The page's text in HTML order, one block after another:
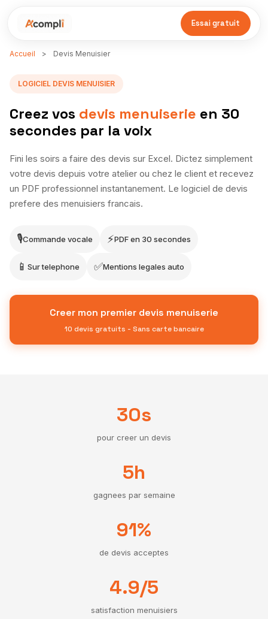
Essai gratuit
Accueil > Devis Menuisier
LOGICIEL DEVIS MENUISIER
Creez vos devis menuiserie en 30
secondes par la voix
Fini les soirs a faire des devis sur Excel. Dictez simplement
votre devis depuis votre atelier ou chez le client et recevez
un PDF professionnel instantanement. Le logiciel de devis
prefere des menuisiers francais.
🎙Commande vocale ⚡PDF en 30 secondes
📱 Sur telephone ✅Mentions legales auto
Creer mon premier devis menuiserie
10 devis gratuits - Sans carte bancaire
30s
pour creer un devis
5h
gagnees par semaine
91%
de devis acceptes
4.9/5
satisfaction menuisiers